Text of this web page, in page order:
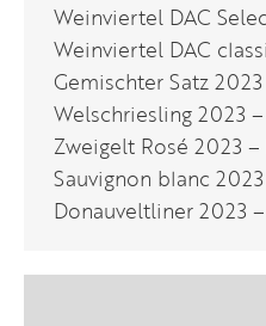
Weinviertel DAC
Weinviertel DAC
Gemischter Satz
Welschriesling 2023
Zweigelt Rosé 2023
Sauvignon blanc
Donauveltliner 2023